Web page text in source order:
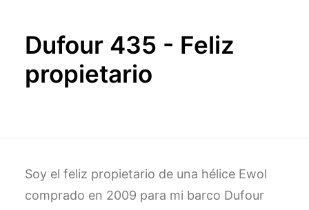
EMPRESA
HÉLICES
ATENCIÓN AL CLIENTE
Dufour 435 - Feliz
propietario
Soy el feliz propietario de una hélice Ewol
comprado en 2009 para mi barco Dufour